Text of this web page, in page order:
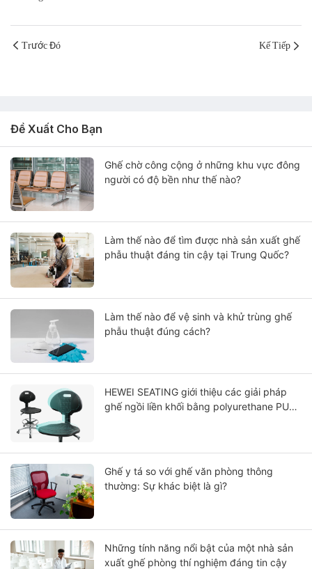
Trước Đó Kế Tiếp
Đề Xuất Cho Bạn
Ghế chờ công cộng ở những khu vực đông
người có độ bền như thế nào?
Làm thế nào để tìm được nhà sản xuất ghế
phẫu thuật đáng tin cậy tại Trung Quốc?
Làm thế nào để vệ sinh và khử trùng ghế
phẫu thuật đúng cách?
HEWEI SEATING giới thiệu các giải pháp
ghế ngồi liền khối bằng polyurethane PU
Ghế y tá so với ghế văn phòng thông
thường: Sự khác biệt là gì?
Những tính năng nổi bật của một nhà sản
xuất ghế phòng thí nghiệm đáng tin cậy